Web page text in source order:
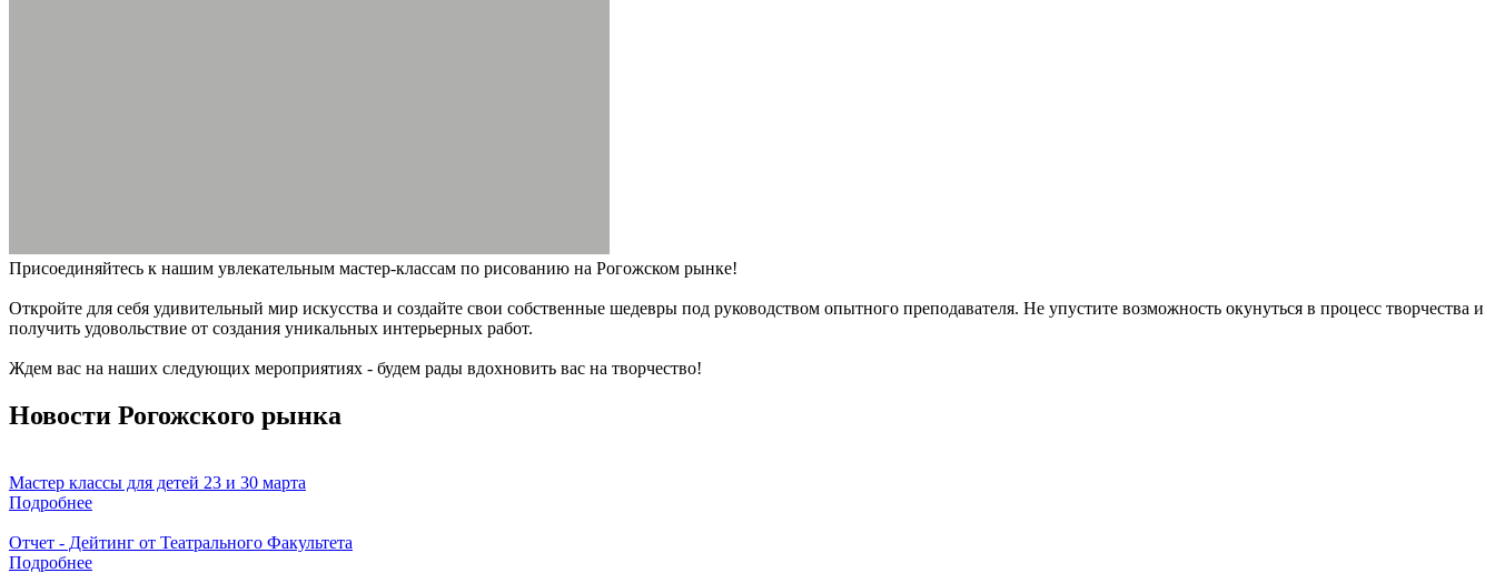
Присоединяйтесь к нашим увлекательным мастер-классам по рисованию на Рогожском рынке!
Откройте для себя удивительный мир искусства и создайте свои собственные шедевры под руководством опытного преподавателя. Не упустите возможность окунуться в процесс творчества и
получить удовольствие от создания уникальных интерьерных работ.
Ждем вас на наших следующих мероприятиях - будем рады вдохновить вас на творчество!
Новости Рогожского рынка
Мастер классы для детей 23 и 30 марта
Подробнее
Отчет - Дейтинг от Театрального Факультета
Подробнее